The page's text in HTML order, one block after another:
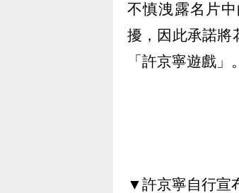
不慎洩露名片
擾，因此承諾將
「許京寧遊戲」。
▼許京寧自行宣